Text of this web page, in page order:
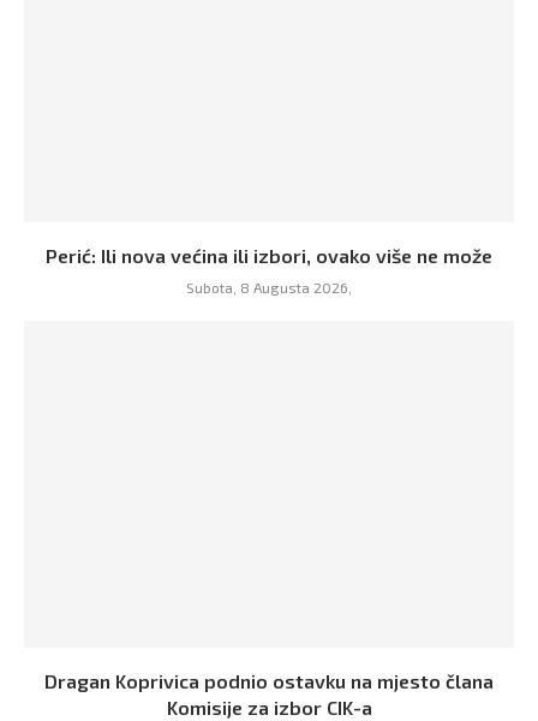
Perić: Ili nova većina ili izbori, ovako više ne može
Subota, 8 Augusta 2026,
Dragan Koprivica podnio ostavku na mjesto člana
Komisije za izbor CIK-a